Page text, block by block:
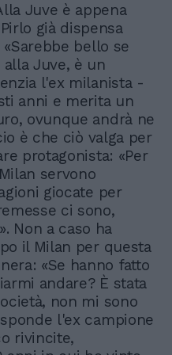
Juve è appena
già dispensa
bello se
Juve, è un
l'ex milanista -
anni e merita un
ovunque andrà ne
è che ciò valga per
protagonista: «Per
servono
giocate per
ci sono,
Non a caso ha
il Milan per questa
«Se hanno fatto
andare? È stata
non mi sono
l'ex campione
rivincite,